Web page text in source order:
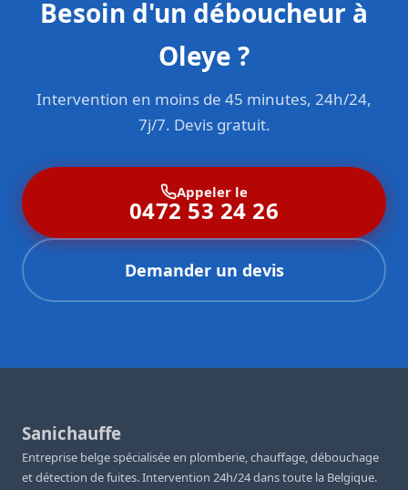
Besoin d'un déboucheur à
Oleye ?
Intervention en moins de 45 minutes, 24h/24,
7j/7. Devis gratuit.
Appeler le
0472 53 24 26
Demander un devis
Sanichauffe
Entreprise belge spécialisée en plomberie, chauffage, débouchage
et détection de fuites. Intervention 24h/24 dans toute la Belgique.